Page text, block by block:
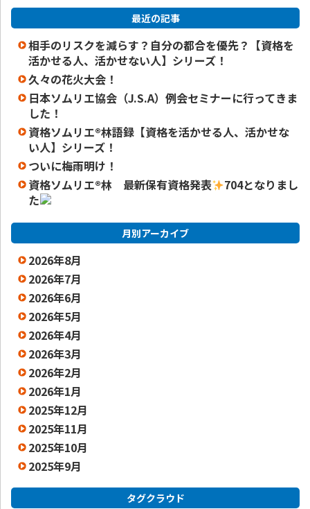
最近の記事
相手のリスクを減らす？自分の都合を優先？【資格を
活かせる人、活かせない人】シリーズ！
久々の花火大会！
日本ソムリエ協会（J.S.A）例会セミナーに行ってきま
した！
資格ソムリエ®️林語録【資格を活かせる人、活かせな
い人】シリーズ！
ついに梅雨明け！
資格ソムリエ®️林 最新保有資格発表
704となりまし
た
月別アーカイブ
2026年8月
2026年7月
2026年6月
2026年5月
2026年4月
2026年3月
2026年2月
2026年1月
2025年12月
2025年11月
2025年10月
2025年9月
タグクラウド